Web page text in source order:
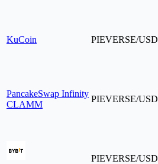
KuCoin PIEVERSE/
PancakeSwap Infinity
CLAMM
PIEVERSE/
PIEVERSE/